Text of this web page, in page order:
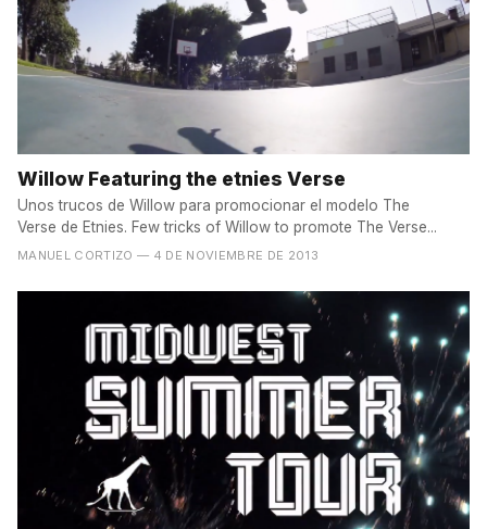
Willow Featuring the etnies Verse
Unos trucos de Willow para promocionar el modelo The
Verse de Etnies. Few tricks of Willow to promote The Verse...
MANUEL CORTIZO — 4 DE NOVIEMBRE DE 2013